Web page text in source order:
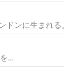
ドンに生まれる
...